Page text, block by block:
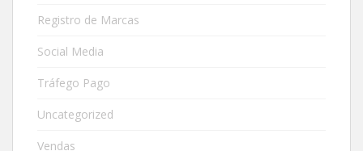
Registro de Marcas
Social Media
Tráfego Pago
Uncategorized
Vendas